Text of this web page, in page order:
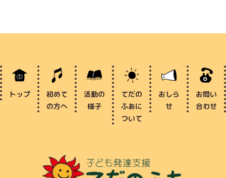
トップ
初めて
の方へ
活動の
様子
てだの
ふあに
ついて
おしら
せ
お問い
合わせ